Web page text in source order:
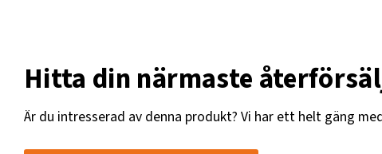
Hitta din närmaste
Är du intresserad av denna produkt? Vi har ett helt gäng